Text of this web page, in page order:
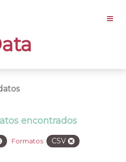
encontrados
Formatos: CSV